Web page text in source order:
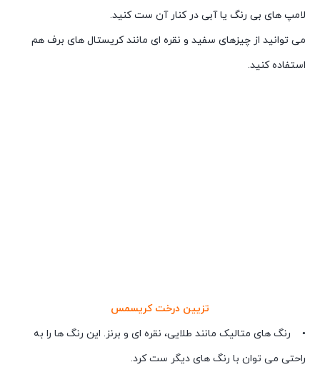
لامپ های بی رنگ یا آبی در کنار آن ست کنید.
می توانید از چیزهای سفید و نقره ای مانند کریستال های برف هم
استفاده کنید.
تزیین درخت کریسمس
• رنگ های متالیک مانند طلایی، نقره ای و برنز. این رنگ ها را به
راحتی می توان با رنگ های دیگر ست کرد.